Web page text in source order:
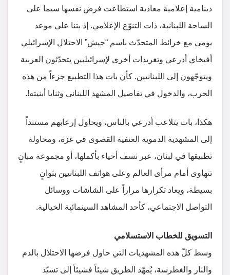
دينامية إعلامية معادية استطاعت فرض نفسها سيما على
الساحة اللبنانية، ذات التنوّع الإعلامي. إذ بتنا على موعد
يومي مع خرائط المتحدّث باسم “جيش” الاحتلال الإسرائيلي
أفيخاي أدرعي وتغريدات أخرى لإسرائيليين يتحدّثون العربية
ويتوجّهون إلى اللبنانيين. كأن بات هذا التطبيع جزءاً من هذه
الحرب، والدخول في تفاصيل المشهد اللبناني وثنايا أبنيته!.
هكذا، بات يتلاعب أدرعي بالناس، ويحاول إرعابهم مستنداً
إلى المشهدية الدموية العنفية القصوى في غزة، ومحاولة
تطبيقها في لبنان، عبر نسف أحياء بأكملها، أو مجموعة مبانٍ
تتهاوى أمام مرأى العالم وعلى هواتف اللبنانيين بثوانٍ
بسيطة، ويعاد تكرارها مراراً على الشاشات ووسائل
التواصل الاجتماعي، كأحد المشاهد السينمائية الخيالية.
التسويق للخطاب الاستسلامي
وسط كلّ هذه المشهديات التي حاول فرضها الاحتلال بالدم
والنار والغطرسة، يُمهّد الطريق شيئاً فشيئاً إلى تسيّد